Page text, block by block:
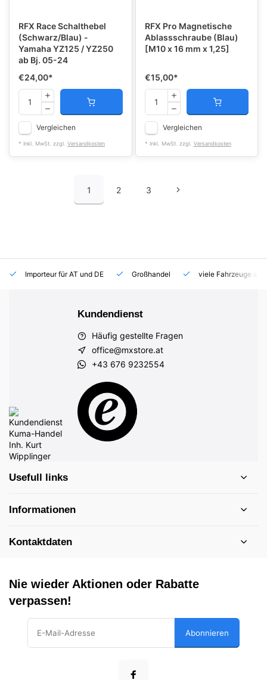
RFX Race Schalthebel
(Schwarz/Blau) -
Yamaha YZ125 / YZ250
ab Bj. 05-24
€24,00*
Vergleichen
* Inkl. MwSt. zzgl. Versandkosten
RFX Pro Magnetische
Ablassschraube (Blau)
[M10 x 16 mm x 1,25]
€15,00*
Vergleichen
* Inkl. MwSt. zzgl. Versandkosten
1 2 3
Importeur für AT und DE Großhandel viele Fahrzeuge auf
Kundendienst
Häufig gestellte Fragen
office@mxstore.at
+43 676 9232554
Usefull links
Informationen
Kontaktdaten
Nie wieder Aktionen oder Rabatte
verpassen!
Abonnieren